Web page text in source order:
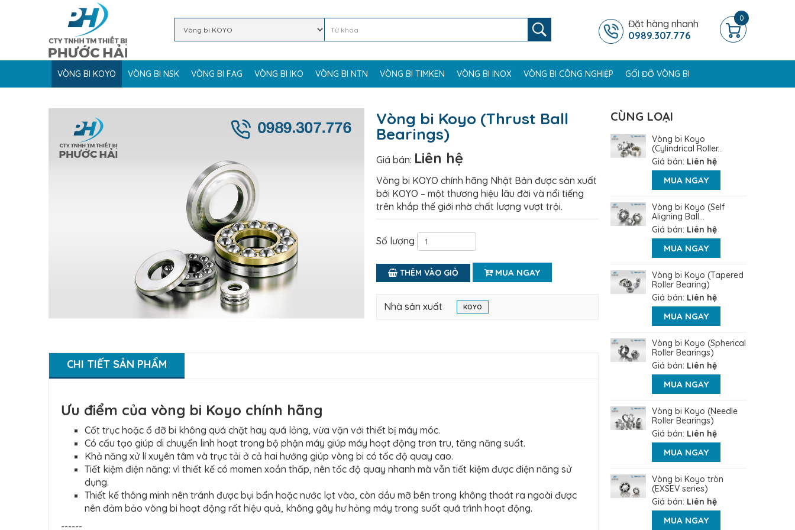
Đặt hàng nhanh
0989.307.776
0
VÒNG BI KOYO VÒNG BI NSK VÒNG BI FAG VÒNG BI IKO VÒNG BI NTN VÒNG BI TIMKEN VÒNG BI INOX VÒNG BI CÔNG NGHIỆP GỐI ĐỠ VÒNG BI
Vòng bi Koyo (Thrust Ball
Bearings)
Giá bán: Liên hệ
Vòng bi KOYO chính hãng Nhật Bản được sản xuất
bởi KOYO – một thương hiệu lâu đời và nổi tiếng
trên khắp thế giới nhờ chất lượng vượt trội.
Số lượng
THÊM VÀO GIỎ MUA NGAY
Nhà sản xuất KOYO
CHI TIẾT SẢN PHẨM
Ưu điểm của vòng bi Koyo chính hãng
Cốt trục hoặc ổ đỡ bi không quá chặt hay quá lỏng, vừa vặn với thiết bị máy móc.
Có cấu tạo giúp di chuyển linh hoạt trong bộ phận máy giúp máy hoạt động trơn tru, tăng năng suất.
Khả năng xử lí xuyên tâm và trục tải ở cả hai hướng giúp vòng bi có tốc độ quay cao.
Tiết kiệm điện năng: vì thiết kế có momen xoắn thấp, nên tốc độ quay nhanh mà vẫn tiết kiệm được điện năng sử
dụng.
Thiết kế thông minh nên tránh được bụi bẩn hoặc nước lọt vào, còn dầu mỡ bên trong không thoát ra ngoài được
nên đảm bảo vòng bi hoạt động rất hiệu quả, không gây hư hỏng máy trong suốt quá trình hoạt động.
------
CÙNG LOẠI
Vòng bi Koyo
(Cylindrical Roller...
Giá bán: Liên hệ
MUA NGAY
Vòng bi Koyo (Self
Aligning Ball...
Giá bán: Liên hệ
MUA NGAY
Vòng bi Koyo (Tapered
Roller Bearing)
Giá bán: Liên hệ
MUA NGAY
Vòng bi Koyo (Spherical
Roller Bearings)
Giá bán: Liên hệ
MUA NGAY
Vòng bi Koyo (Needle
Roller Bearings)
Giá bán: Liên hệ
MUA NGAY
Vòng bi Koyo tròn
(EXSEV series)
Giá bán: Liên hệ
MUA NGAY